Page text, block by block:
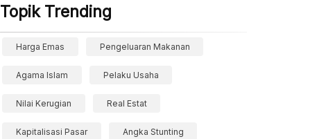
Topik Trending
Harga Emas Pengeluaran Makanan
Agama Islam Pelaku Usaha
Nilai Kerugian Real Estat
Kapitalisasi Pasar Angka Stunting